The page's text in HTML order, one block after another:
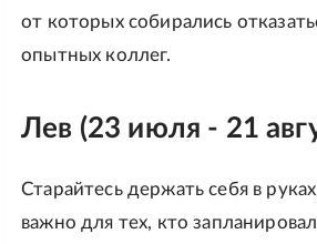
от которых собирались
опытных коллег.
Лев (23 июля - 21
Старайтесь держать себя в
важно для тех, кто